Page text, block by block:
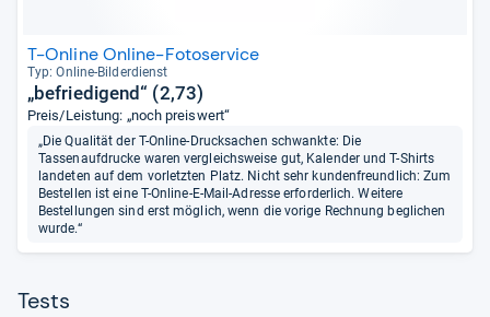
T-Online Online-Fotoservice
Typ: Online-​Bil­der­dienst
„befriedigend“ (2,73)
Preis/Leistung: „noch preiswert“
„Die Qualität der T-Online-Drucksachen schwankte: Die
Tassenaufdrucke waren vergleichsweise gut, Kalender und T-Shirts
landeten auf dem vorletzten Platz. Nicht sehr kundenfreundlich: Zum
Bestellen ist eine T-Online-E-Mail-Adresse erforderlich. Weitere
Bestellungen sind erst möglich, wenn die vorige Rechnung beglichen
wurde.“
Tests